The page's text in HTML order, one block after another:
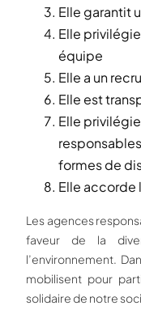
Elle garantit
Elle
équipe
Elle a un
Elle est
Elle
formes de
Elle accorde
Les agences
faveur de la
l’environnement.
mobilisent pour
solidaire de notre